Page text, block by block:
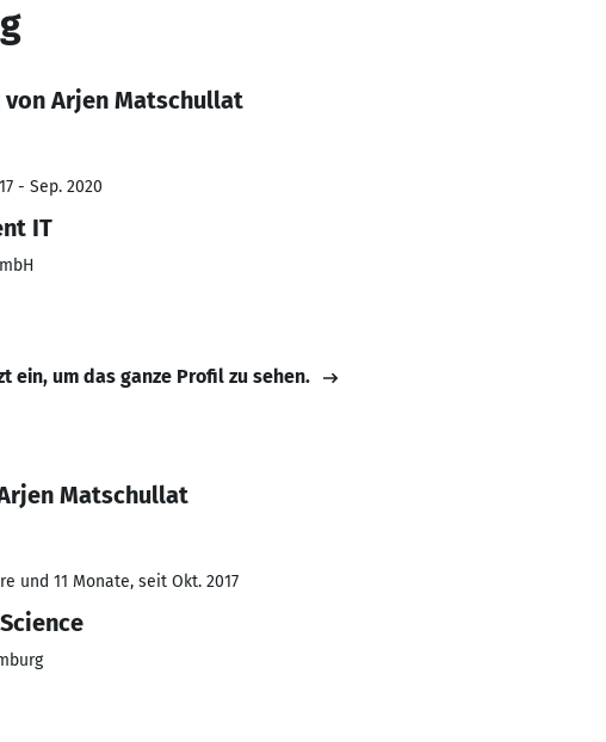
Arjen Matschullat
- Sep. 2020
IT
ein, um das ganze Profil zu sehen.
Matschullat
und 11 Monate, seit Okt. 2017